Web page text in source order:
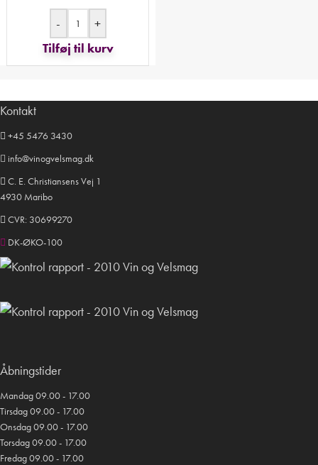
-
+
Tilføj til kurv
Kontakt
+45 5476 3430
info@vinogvelsmag.dk
C. E. Christiansens Vej 1
4930 Maribo
CVR: 30699270
DK-ØKO-100
Åbningstider
Mandag 09.00 - 17.00
Tirsdag 09.00 - 17.00
Onsdag 09.00 - 17.00
Torsdag 09.00 - 17.00
Fredag 09.00 - 17.00